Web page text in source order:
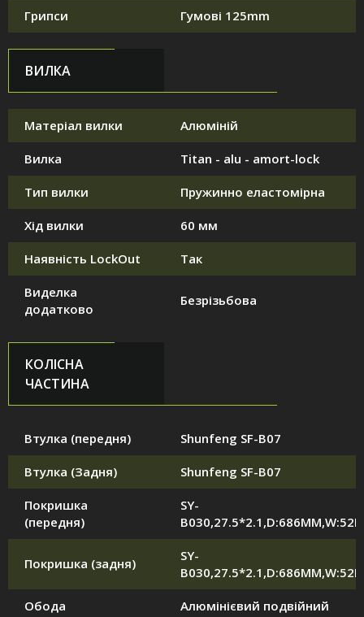
Грипси Гумові 125mm
ВИЛКА
Матеріал вилки Алюміній
Вилка Titan - alu - amort-lock
Тип вилки Пружинно еластомірна
Хід вилки 60 мм
Наявність LockOut Так
Виделка
додатково
Безрізьбова
КОЛІСНА
ЧАСТИНА
Втулка (передня) Shunfeng SF-B07
Втулка (Задня) Shunfeng SF-B07
Покришка
(передня)
SY-
Покришка (задня)
SY-
Обода Алюмінієвий подвійний